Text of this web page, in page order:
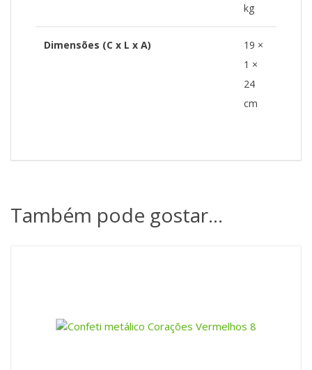
kg
Dimensões (C x L x A)
19 ×
1 ×
24
cm
Também pode gostar…